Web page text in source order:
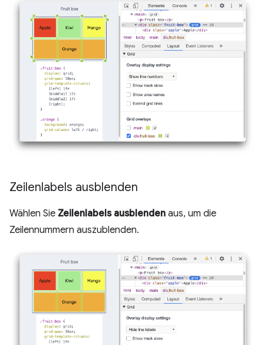
Zeilenlabels ausblenden
Wählen Sie Zeilenlabels ausblenden aus, um die
Zeilennummern auszublenden.